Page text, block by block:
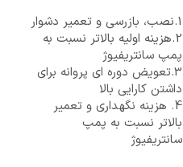
1.نصب، بازرسی و تعمیر دشوار
2.هزینه اولیه بالاتر نسبت به
پمپ سانتریفیوژ
3.تعویض دوره ای پروانه برای
داشتن کارایی بالا
4. هزینه نگهداری و تعمیر
بالاتر نسبت به پمپ
سانتریفیوژ